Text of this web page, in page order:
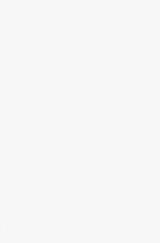
5: falleció un
Lauquen
de Bahía
que Agosto vendrá
en gran parte